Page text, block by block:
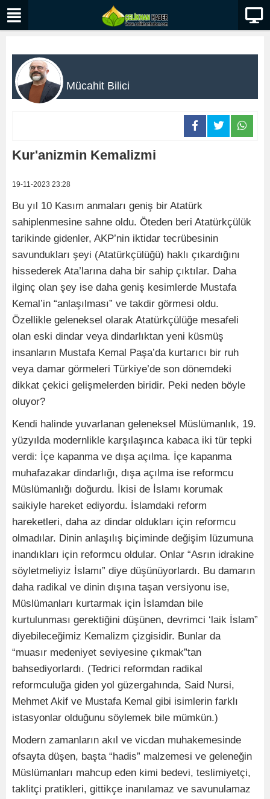
Mücahit Bilici
Kur'anizmin Kemalizmi
19-11-2023 23:28
Bu yıl 10 Kasım anmaları geniş bir Atatürk
sahiplenmesine sahne oldu. Öteden beri Atatürkçülük
tarikinde gidenler, AKP’nin iktidar tecrübesinin
savundukları şeyi (Atatürkçülüğü) haklı çıkardığını
hissederek Ata’larına daha bir sahip çıktılar. Daha
ilginç olan şey ise daha geniş kesimlerde Mustafa
Kemal’in “anlaşılması” ve takdir görmesi oldu.
Özellikle geleneksel olarak Atatürkçülüğe mesafeli
olan eski dindar veya dindarlıktan yeni küsmüş
insanların Mustafa Kemal Paşa’da kurtarıcı bir ruh
veya damar görmeleri Türkiye’de son dönemdeki
dikkat çekici gelişmelerden biridir. Peki neden böyle
oluyor?
Kendi halinde yuvarlanan geleneksel Müslümanlık, 19.
yüzyılda modernlikle karşılaşınca kabaca iki tür tepki
verdi: İçe kapanma ve dışa açılma. İçe kapanma
muhafazakar dindarlığı, dışa açılma ise reformcu
Müslümanlığı doğurdu. İkisi de İslamı korumak
saikiyle hareket ediyordu. İslamdaki reform
hareketleri, daha az dindar oldukları için reformcu
olmadılar. Dinin anlaşılış biçiminde değişim lüzumuna
inandıkları için reformcu oldular. Onlar “Asrın idrakine
söyletmeliyiz İslamı” diye düşünüyorlardı. Bu damarın
daha radikal ve dinin dışına taşan versiyonu ise,
Müslümanları kurtarmak için İslamdan bile
kurtulunması gerektiğini düşünen, devrimci ‘laik İslam”
diyebileceğimiz Kemalizm çizgisidir. Bunlar da
“muasır medeniyet seviyesine çıkmak”tan
bahsediyorlardı. (Tedrici reformdan radikal
reformculuğa giden yol güzergahında, Said Nursi,
Mehmet Akif ve Mustafa Kemal gibi isimlerin farklı
istasyonlar olduğunu söylemek bile mümkün.)
Modern zamanların akıl ve vicdan muhakemesinde
ofsayta düşen, başta “hadis” malzemesi ve geleneğin
Müslümanları mahcup eden kimi bedevi, teslimiyetçi,
taklitçi pratikleri, gittikçe inanılamaz ve savunulamaz